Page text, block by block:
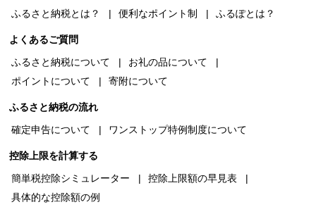
ふるさと納税とは？
便利なポイント制 ふるぽとは？
よくあるご質問
ふるさと納税について
お礼の品について
ポイントについて
寄附について
ふるさと納税の流れ
確定申告について
ワンストップ特例制度について
控除上限を計算する
簡単税控除シミュレーター
控除上限額の早見表
具体的な控除額の例